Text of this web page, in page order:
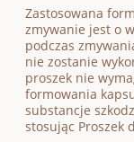
Zastosowana
zmywanie jest o
podczas
nie zostanie
proszek nie
formowania
substancje
stosując Proszek